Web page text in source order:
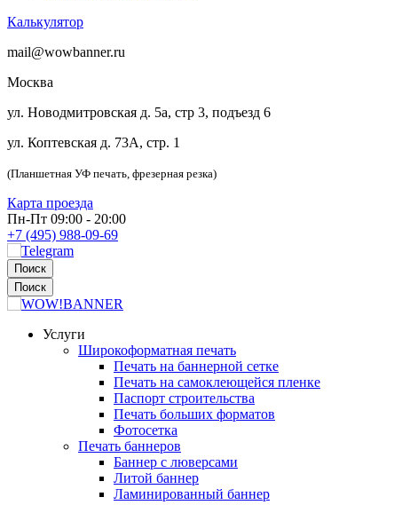
Калькулятор
mail@wowbanner.ru
Москва
ул. Новодмитровская д. 5а, стр 3, подъезд 6
ул. Коптевская д. 73А, стр. 1
(Планшетная УФ печать, фрезерная резка)
Карта проезда
Пн-Пт 09:00 - 20:00
+7 (495) 988-09-69
Поиск
Поиск
Услуги
Широкоформатная печать
Печать на баннерной сетке
Печать на самоклеющейся пленке
Паспорт строительства
Печать больших форматов
Фотосетка
Печать баннеров
Баннер с люверсами
Литой баннер
Ламинированный баннер